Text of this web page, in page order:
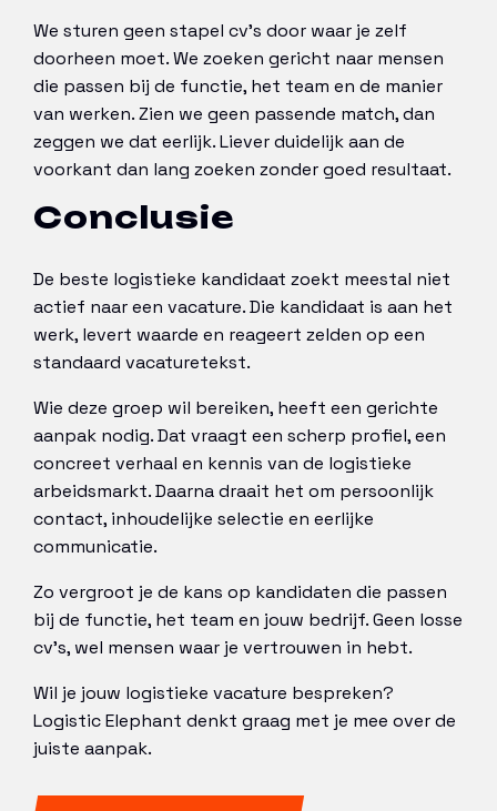
We sturen geen stapel cv’s door waar je zelf
doorheen moet. We zoeken gericht naar mensen
die passen bij de functie, het team en de manier
van werken. Zien we geen passende match, dan
zeggen we dat eerlijk. Liever duidelijk aan de
voorkant dan lang zoeken zonder goed resultaat.
Conclusie
De beste logistieke kandidaat zoekt meestal niet
actief naar een vacature. Die kandidaat is aan het
werk, levert waarde en reageert zelden op een
standaard vacaturetekst.
Wie deze groep wil bereiken, heeft een gerichte
aanpak nodig. Dat vraagt een scherp profiel, een
concreet verhaal en kennis van de logistieke
arbeidsmarkt. Daarna draait het om persoonlijk
contact, inhoudelijke selectie en eerlijke
communicatie.
Zo vergroot je de kans op kandidaten die passen
bij de functie, het team en jouw bedrijf. Geen losse
cv’s, wel mensen waar je vertrouwen in hebt.
Wil je jouw logistieke vacature bespreken?
Logistic Elephant denkt graag met je mee over de
juiste aanpak.